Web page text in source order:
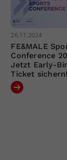
26.11.2024
FE&MALE
Conference
Jetzt Early-
Ticket sichern!